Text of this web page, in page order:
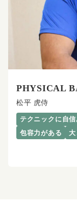
PHYSICAL
松平 虎侍
テクニックに自信
包容力がある